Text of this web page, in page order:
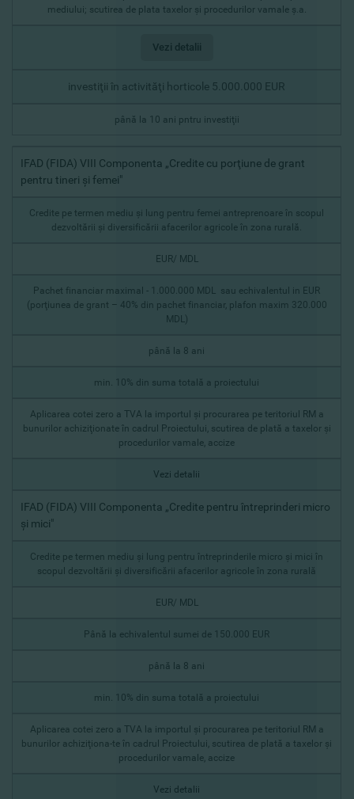
mediului; scutirea de plata taxelor şi procedurilor vamale ş.a.
Vezi detalii
investiţii în activităţi horticole 5.000.000 EUR
până la 10 ani pntru investiţii
IFAD (FIDA) VIII Componenta „Credite cu porţiune de grant
pentru tineri şi femei"
Credite pe termen mediu şi lung pentru femei antreprenoare în scopul
dezvoltării şi diversificării afacerilor agricole în zona rurală.
EUR/ MDL
Pachet financiar maximal - 1.000.000 MDL sau echivalentul in EUR
(porţiunea de grant – 40% din pachet financiar, plafon maxim 320.000
MDL)
până la 8 ani
min. 10% din suma totală a proiectului
Aplicarea cotei zero a TVA la importul şi procurarea pe teritoriul RM a
bunurilor achiziţionate în cadrul Proiectului, scutirea de plată a taxelor şi
procedurilor vamale, accize
Vezi detalii
IFAD (FIDA) VIII Componenta „Credite pentru întreprinderi micro
şi mici"
Credite pe termen mediu şi lung pentru întreprinderile micro şi mici în
scopul dezvoltării şi diversificării afacerilor agricole în zona rurală
EUR/ MDL
Până la echivalentul sumei de 150.000 EUR
până la 8 ani
min. 10% din suma totală a proiectului
Aplicarea cotei zero a TVA la importul şi procurarea pe teritoriul RM a
bunurilor achiziţiona-te în cadrul Proiectului, scutirea de plată a taxelor şi
procedurilor vamale, accize
Vezi detalii